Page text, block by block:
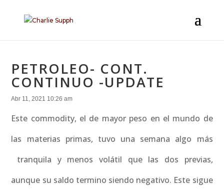
PETROLEO- CONT.
CONTINUO -UPDATE
Abr 11, 2021 10:26 am
Este commodity, el de mayor peso en el mundo de
las materias primas, tuvo una semana algo más
tranquila y menos volátil que las dos previas,
aunque su saldo termino siendo negativo. Este sigue